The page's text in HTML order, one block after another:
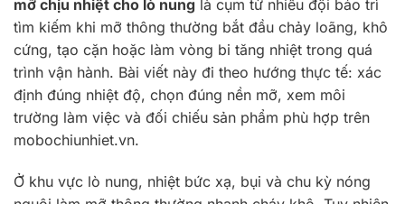
mỡ chịu nhiệt cho lò nung là cụm từ nhiều đội bảo trì
tìm kiếm khi mỡ thông thường bắt đầu chảy loãng, khô
cứng, tạo cặn hoặc làm vòng bi tăng nhiệt trong quá
trình vận hành. Bài viết này đi theo hướng thực tế: xác
định đúng nhiệt độ, chọn đúng nền mỡ, xem môi
trường làm việc và đối chiếu sản phẩm phù hợp trên
mobochiunhiet.vn.
Ở khu vực lò nung, nhiệt bức xạ, bụi và chu kỳ nóng